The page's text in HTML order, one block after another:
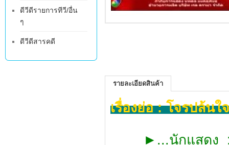
ดีวีดีรายการทีวี/อื่น
ๆ
ดีวีดีสารคดี
รายละเอียดสินค้า
เรื่องย่อ : โจรปล้นใจ
► ...นักแสดง